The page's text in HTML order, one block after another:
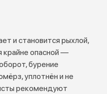
и становится рыхлой,
крайне опасной —
бурение
уплотнён и не
рекомендуют